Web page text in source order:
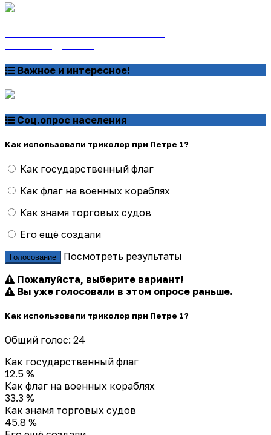
Важное и интересное!
Соц.опрос населения
Как использовали триколор при Петре 1?
Как государственный флаг
Как флаг на военных кораблях
Как знамя торговых судов
Его ещё создали
Голосование
Посмотреть результаты
Пожалуйста, выберите вариант!
Вы уже голосовали в этом опросе раньше.
Как использовали триколор при Петре 1?
Общий голос: 24
Как государственный флаг
12.5 %
Как флаг на военных кораблях
33.3 %
Как знамя торговых судов
45.8 %